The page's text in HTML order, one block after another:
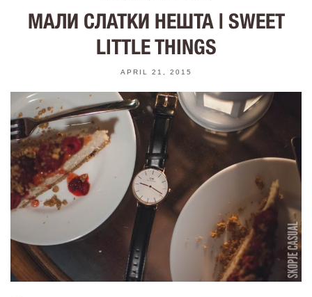
МАЛИ СЛАТКИ НЕШТА | SWEET
LITTLE THINGS
APRIL 21, 2015